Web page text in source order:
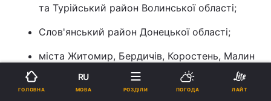
та Турійський район Волинської області;
Слов'янський район Донецької області;
міста Житомир, Бердичів, Коростень, Малин
та Новоград-Волинськ, Андрушівський,
Бердичівський, Ємільчинський,
ГОЛОВНА
RU
МОВА РОЗДІЛИ ПОГОДА ЛАЙТ